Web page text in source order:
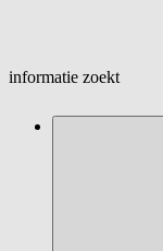
informatie zoekt